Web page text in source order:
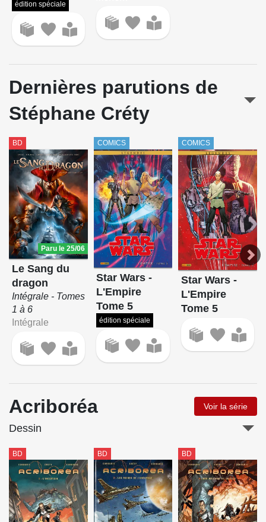
édition spéciale
Dernières parutions de
Stéphane Créty
BD
Paru le 25/06
Le Sang du
dragon
Intégrale - Tomes
1 à 6
Intégrale
COMICS
Star Wars -
L'Empire
Tome 5
édition spéciale
COMICS
Star Wars -
L'Empire
Tome 5
Acriboréa Voir la série
Dessin
BD BD BD